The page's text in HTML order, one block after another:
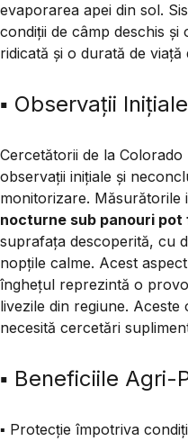
evaporarea apei din sol.
condiții de câmp deschis
ridicată și o durată de viață
▪️ Observații
Cercetătorii de la
observații inițiale și
monitorizare. Măsurătorile
nocturne sub panouri
suprafața descoperită, cu
nopțile calme. Acest
înghețul reprezintă o
livezile din regiune.
necesită cercetări
▪️ Beneficiile Agri-
▪️ Protecție împotriva